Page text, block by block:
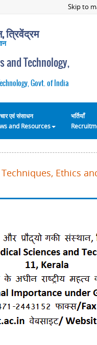
Skip to
त्रिवेंद्रम
Technology,
Govt. of India
एवं संसाधन
and Resources
भर्तियाँ
Ethics